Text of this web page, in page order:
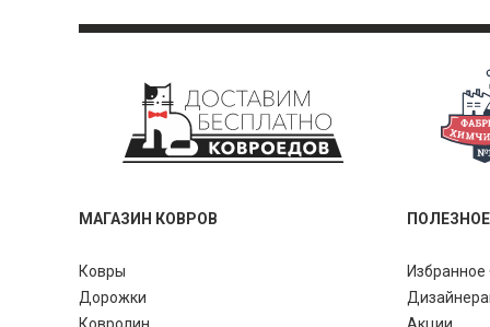
МАГАЗИН КОВРОВ
Ковры
Дорожки
ПОЛЕЗНОЕ